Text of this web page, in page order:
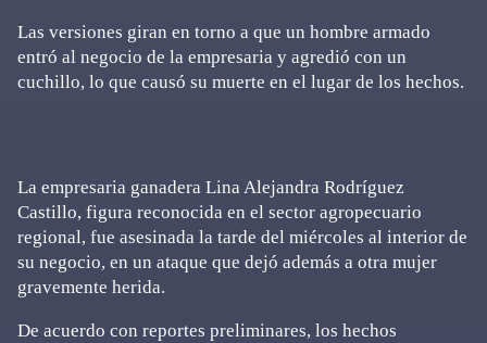
Las versiones giran en torno a que un hombre armado
entró al negocio de la empresaria y agredió con un
cuchillo, lo que causó su muerte en el lugar de los hechos.
La empresaria ganadera Lina Alejandra Rodríguez
Castillo, figura reconocida en el sector agropecuario
regional, fue asesinada la tarde del miércoles al interior de
su negocio, en un ataque que dejó además a otra mujer
gravemente herida.
De acuerdo con reportes preliminares, los hechos